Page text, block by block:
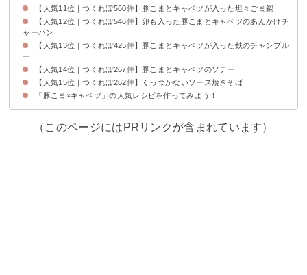
【人気11位｜つくれぽ560件】豚こまとキャベツが入った坦々ごま鍋
【人気12位｜つくれぽ546件】卵も入った豚こまとキャベツのあんかけチ
ャーハン
【人気13位｜つくれぽ425件】豚こまとキャベツが入った麩のチャンプル
ー
【人気14位｜つくれぽ267件】豚こまとキャベツのソテー
【人気15位｜つくれぽ262件】くっつかないソース焼きそば
「豚こま×キャベツ」の人気レシピを作ってみよう！
（このページにはPRリンクが含まれています）